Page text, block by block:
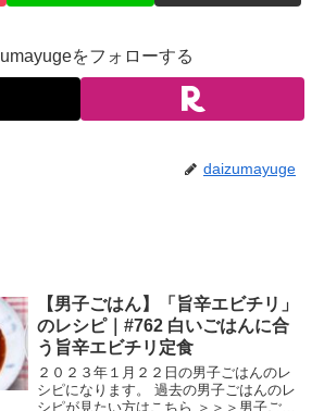
をフォローする
daizumayuge
【男子ごはん】「旨辛エビチリ」
のレシピ｜#762 白いごはんに合
う旨辛エビチリ定食
２０２３年１月２２日の男子ごはんのレ
シピになります。 過去の男子ごはんのレ
シピが見たい方はこちら ＞＞＞男子ごは